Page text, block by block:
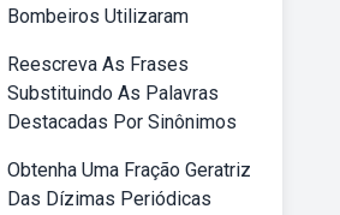
Bombeiros Utilizaram
Reescreva As Frases
Substituindo As Palavras
Destacadas Por Sinônimos
Obtenha Uma Fração Geratriz
Das Dízimas Periódicas